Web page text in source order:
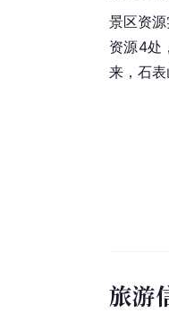
景区资
资源4处
来，石
旅游